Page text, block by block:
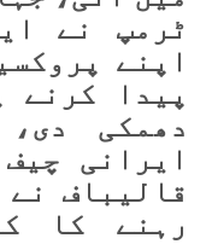
ٹرمپ نے
اپنے
پیدا کرنے
دھمکی
ایرانی
قاليباف
رہنے کا